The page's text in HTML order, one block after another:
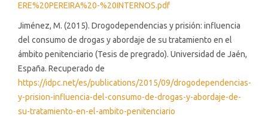
ERE%20PEREIRA%20-%20INTERNOS.pdf
Jiménez, M. (2015). Drogodependencias y prisión: influencia
del consumo de drogas y abordaje de su tratamiento en el
ámbito penitenciario (Tesis de pregrado). Universidad de Jaén,
España. Recuperado de
https://idpc.net/es/publications/2015/09/drogodependencias-
y-prision-influencia-del-consumo-de-drogas-y-abordaje-de-
su-tratamiento-en-el-ambito-penitenciario